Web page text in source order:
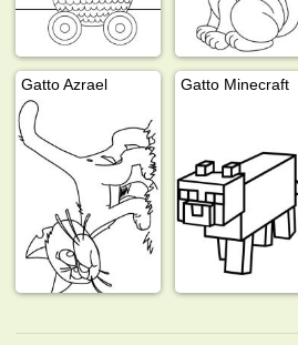
Gatto Azrael Gatto Minecraft